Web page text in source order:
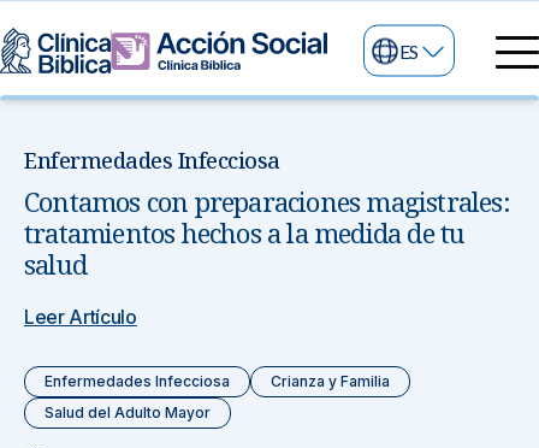
Especialidades médicas
Nuestras especialidades
Centros de Excelencia
Servicios Generales
Servicios 24/7
Servicios Especializados
Mi Vida
Información
Sobre nosotros
Investigación, Innovación y Docencia
ES
Enfermedades Infecciosa
Contamos con preparaciones magistrales:
tratamientos hechos a la medida de tu
salud
Leer Artículo
Enfermedades Infecciosa
Crianza y Familia
Salud del Adulto Mayor